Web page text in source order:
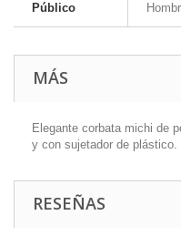
Público
MÁS
Elegante corbata michi de
y con sujetador de plástico.
RESEÑAS